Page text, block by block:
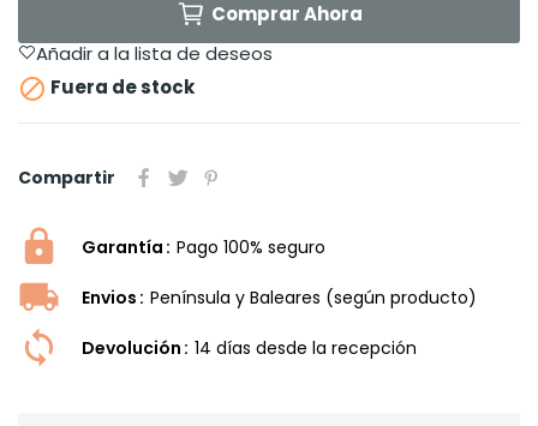
Comprar Ahora
Añadir a la lista de deseos
 Fuera de stock
Compartir
Garantía Pago 100% seguro
Envios Península y Baleares (según producto)
Devolución 14 dí­as desde la recepción